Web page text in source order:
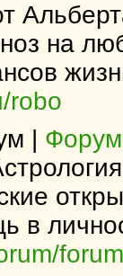
на
robo
|
в